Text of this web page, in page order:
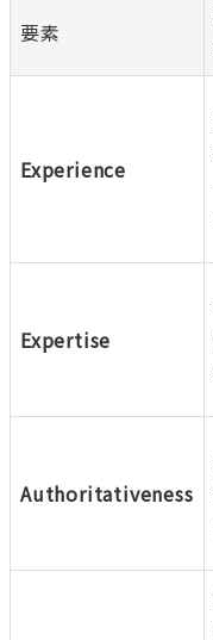
要素
Experience
Expertise
Authoritativeness